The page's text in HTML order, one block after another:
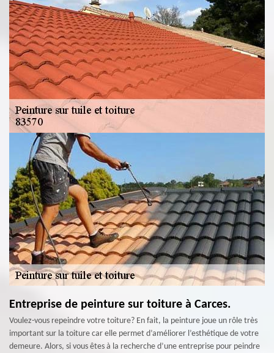
Entreprise de peinture sur toiture à Carces.
Voulez-vous repeindre votre toiture? En fait, la peinture joue un rôle très
important sur la toiture car elle permet d’améliorer l’esthétique de votre
demeure. Alors, si vous êtes à la recherche d’une entreprise pour peindre